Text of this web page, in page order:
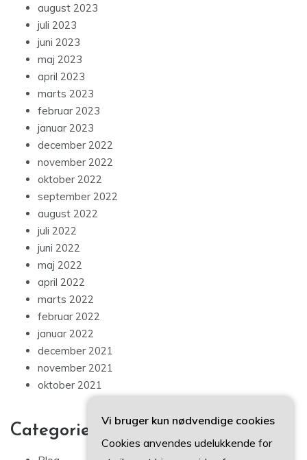
august 2023
juli 2023
juni 2023
maj 2023
april 2023
marts 2023
februar 2023
januar 2023
december 2022
november 2022
oktober 2022
september 2022
august 2022
juli 2022
juni 2022
maj 2022
april 2022
marts 2022
februar 2022
januar 2022
december 2021
november 2021
oktober 2021
Categories
Vi bruger kun nødvendige cookies
Cookies anvendes udelukkende for